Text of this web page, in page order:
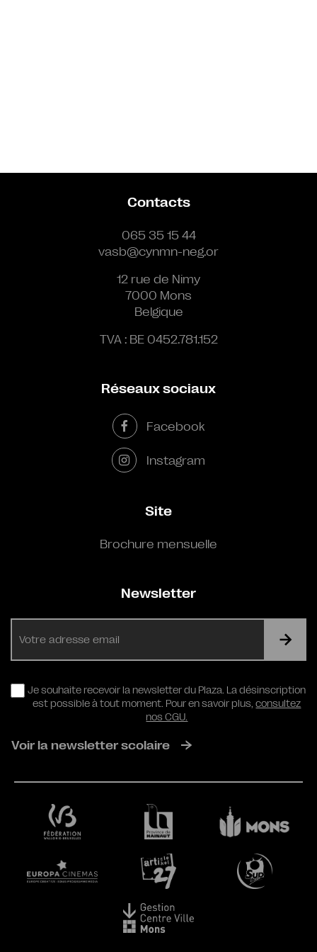
Contacts
065 35 15 44
vasb@cynmn-neg.or
12 rue de Nimy
7000 Mons
Belgique
TVA : BE 0452.781.152
Réseaux sociaux
Facebook
Instagram
Site
Brochure mensuelle
Newsletter
RGPD
Je souhaite recevoir la newsletter du Plaza. La désinscription
est possible à tout moment. Pour en savoir plus,consultez
nos CGU.
Voir la newsletter scolaire